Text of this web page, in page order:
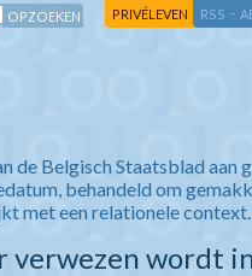
PRIVÉLEVEN RSS -
de Belgisch Staatsblad aan
behandeld om
met een relationele context.
verwezen wordt